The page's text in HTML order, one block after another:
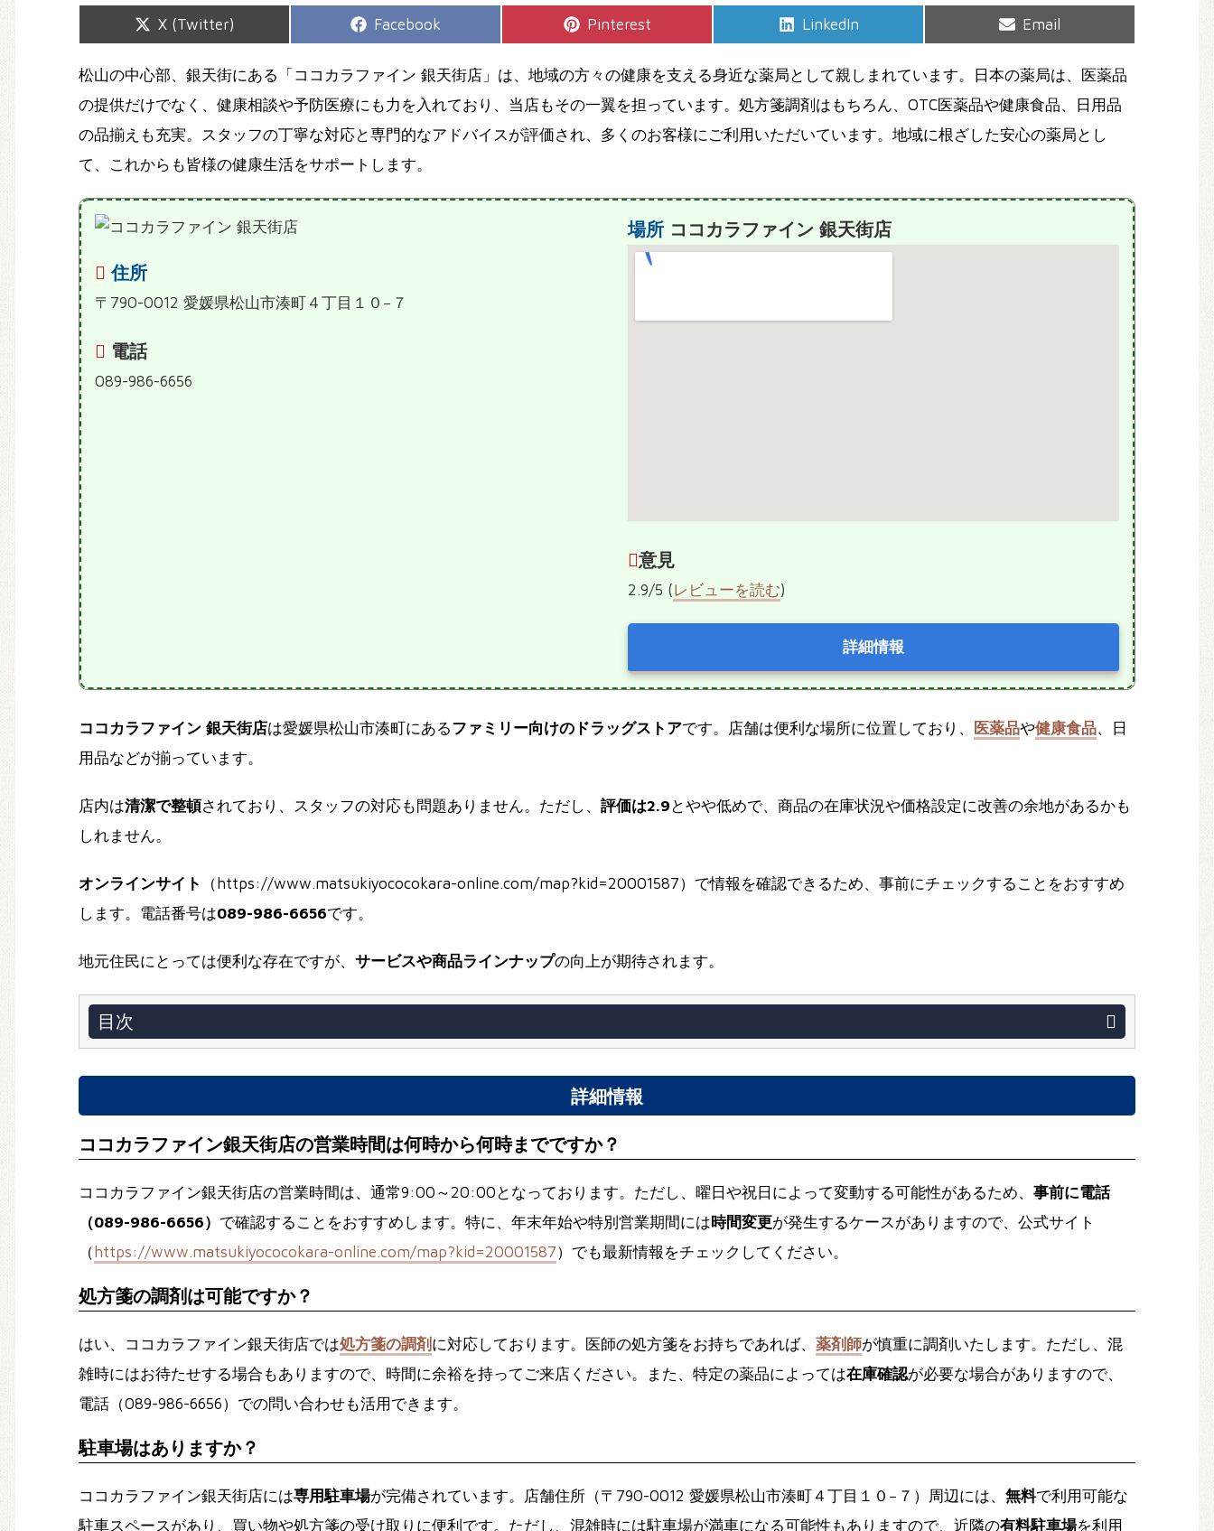
Share
X (Twitter)
Share
Facebook
Share
Pinterest
Share
LinkedIn
Share
Email
松山の中心部、銀天街にある「ココカラファイン 銀天街店」は、地域の方々の健康を支える身近な薬局として親しまれています。日本の薬局は、医薬品
の提供だけでなく、健康相談や予防医療にも力を入れており、当店もその一翼を担っています。処方箋調剤はもちろん、OTC医薬品や健康食品、日用品
の品揃えも充実。スタッフの丁寧な対応と専門的なアドバイスが評価され、多くのお客様にご利用いただいています。地域に根ざした安心の薬局とし
て、これからも皆様の健康生活をサポートします。
住所
〒790-0012 愛媛県松山市湊町４丁目１０−７
電話
089-986-6656
場所ココカラファイン 銀天街店
意見
2.9/5 (レビューを読む)
詳細情報
ココカラファイン 銀天街店は愛媛県松山市湊町にあるファミリー向けのドラッグストアです。店舗は便利な場所に位置しており、 医薬品や健康食品、日
用品などが揃っています。
店内は清潔で整頓されており、スタッフの対応も問題ありません。ただし、 評価は2.9 とやや低めで、商品の在庫状況や価格設定に改善の余地があるかも
しれません。
オンラインサイト
（https://www.matsukiyococokara-online.com/map?kid=20001587）で情報を確認できるため、事前にチェックすることをおすすめ
します。電話番号は089-986-6656です。
地元住民にとっては便利な存在ですが、 サービスや商品ラインナップの向上が期待されます。
目次
詳細情報
ココカラファイン銀天街店の営業時間は何時から何時までですか？
ココカラファイン銀天街店の営業時間は、通常9:00～20:00となっております。ただし、曜日や祝日によって変動する可能性があるため、 事前に電話
（089-986-6656） で確認することをおすすめします。特に、年末年始や特別営業期間には時間変更が発生するケースがありますので、公式サイト
（https://www.matsukiyococokara-online.com/map?kid=20001587）でも最新情報をチェックしてください。
処方箋の調剤は可能ですか？
はい、ココカラファイン銀天街店では処方箋の調剤 に対応しております。医師の処方箋をお持ちであれば、 薬剤師が慎重に調剤いたします。ただし、混
雑時にはお待たせする場合もありますので、時間に余裕を持ってご来店ください。また、特定の薬品によっては在庫確認が必要な場合がありますので、
電話（089-986-6656）での問い合わせも活用できます。
駐車場はありますか？
ココカラファイン銀天街店には専用駐車場が完備されています。店舗住所（〒790-0012 愛媛県松山市湊町４丁目１０−７）周辺には、 無料で利用可能な
駐車スペースがあり、買い物や処方箋の受け取りに便利です。ただし、混雑時には駐車場が満車になる可能性もありますので、近隣の有料駐車場を利用